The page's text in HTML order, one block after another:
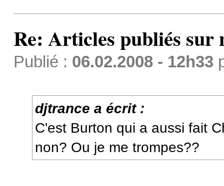
Re: Articles publiés sur
Publié : 06.02.2008 - 12h33
djtrance a écrit :
C'est Burton qui a aussi fait
non? Ou je me trompes??